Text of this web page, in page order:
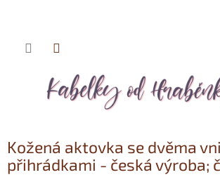
Přejít
Kožená aktovka se dvěma
přihrádkami - česká výroba;